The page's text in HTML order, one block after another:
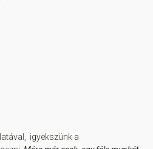
igyekszünk a